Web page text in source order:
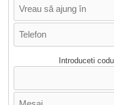
Introduceti